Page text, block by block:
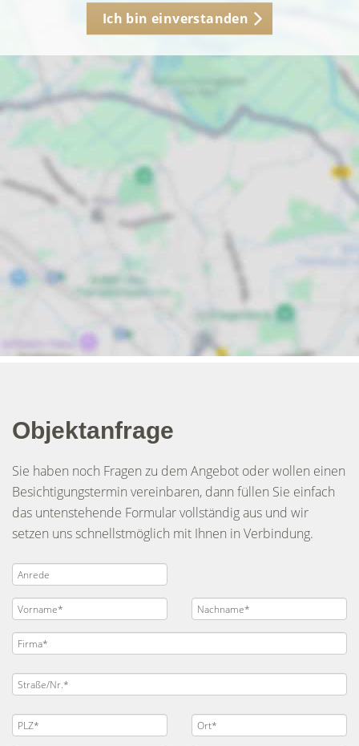
Ich bin einverstanden
Objektanfrage
Sie haben noch Fragen zu dem Angebot oder wollen einen
Besichtigungstermin vereinbaren, dann füllen Sie einfach
das untenstehende Formular vollständig aus und wir
setzen uns schnellstmöglich mit Ihnen in Verbindung.